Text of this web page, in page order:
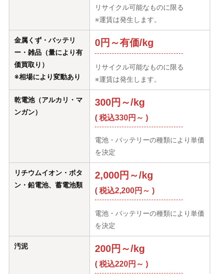
リサイクル可能なものに限る
※運賃は発生します。
金属くず・バッテリ
ー・雑品（量により有
価買取り）
※相場により変動あり
0円～有価/kg
リサイクル可能なものに限る
※運賃は発生します。
乾電池（アルカリ・マ
ンガン）
300円～/kg
( 税込330円～ )
電池・バッテリーの種類により単価
を決定
リチウムイオン・ボタ
ン・鉛電池、蓄電池類
2,000円～/kg
( 税込2,200円～ )
電池・バッテリーの種類により単価
を決定
汚泥 200円～/kg
( 税込220円～ )